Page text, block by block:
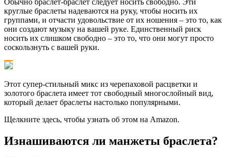
круглые браслеты надеваются на руку, чтобы носить их
группами, и отчасти удовольствие от их ношения – это то, как
они создают музыку на вашей руке. Единственный риск
носить их слишком свободно – это то, что они могут просто
соскользнуть с вашей руки.
Этот супер-стильный микс из черепаховой расцветки и
золотого браслета имеет тот свободный многослойный вид,
который делает браслеты настолько популярными.
Щелкните здесь, чтобы узнать об этом на Amazon.
Изнашиваются ли манжеты браслета?